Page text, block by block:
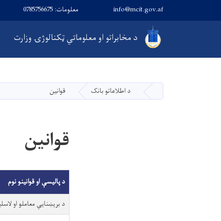
info@mcit.gov.af معلومات: 0785756675
د مخابراتو او معلوماتي ټکنالوژۍ وزارت
Main navigation
کورپاڼه
د اطلاعاتو بانک قوانین
قوانین
د پالیسې او قوانینو نوم
د بریښنايي معاملو او